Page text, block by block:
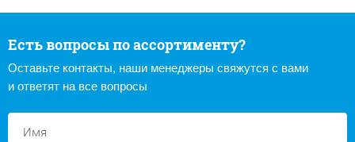
Есть вопросы по ассортименту?
Оставьте контакты, наши менеджеры свяжутся с вами
и ответят на все вопросы